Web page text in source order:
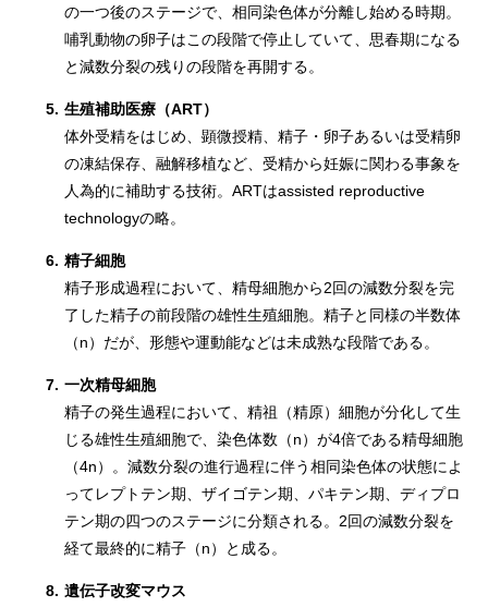
の一つ後のステージで、相同染色体が分離し始める時期。
哺乳動物の卵子はこの段階で停止していて、思春期になる
と減数分裂の残りの段階を再開する。
5. 生殖補助医療（ART）
体外受精をはじめ、顕微授精、精子・卵子あるいは受精卵
の凍結保存、融解移植など、受精から妊娠に関わる事象を
人為的に補助する技術。ARTはassisted reproductive
technologyの略。
6. 精子細胞
精子形成過程において、精母細胞から2回の減数分裂を完
了した精子の前段階の雄性生殖細胞。精子と同様の半数体
（n）だが、形態や運動能などは未成熟な段階である。
7. 一次精母細胞
精子の発生過程において、精祖（精原）細胞が分化して生
じる雄性生殖細胞で、染色体数（n）が4倍である精母細胞
（4n）。減数分裂の進行過程に伴う相同染色体の状態によ
ってレプトテン期、ザイゴテン期、パキテン期、ディプロ
テン期の四つのステージに分類される。2回の減数分裂を
経て最終的に精子（n）と成る。
8. 遺伝子改変マウス